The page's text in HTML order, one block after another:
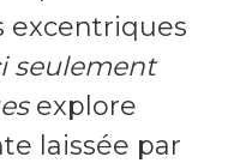
excentriques
seulement
explore
laissée par